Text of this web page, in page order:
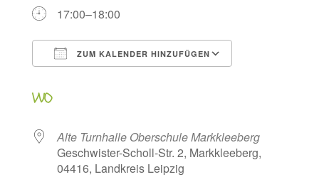
17:00–18:00
ZUM KALENDER HINZUFÜGEN
WO
Alte Turnhalle Oberschule Markkleeberg
Geschwister-Scholl-Str. 2, Markkleeberg,
04416, Landkreis Leipzig